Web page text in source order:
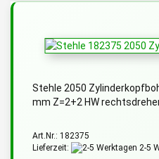
Stehle 2050
mm Z=2+2 HW
Art.Nr.: 182375
Lieferzeit:
2-5